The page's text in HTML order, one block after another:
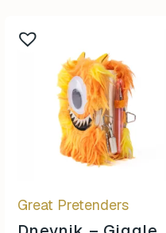
Great Pretenders